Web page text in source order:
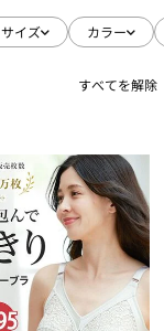
サイズ カラー
すべてを解除